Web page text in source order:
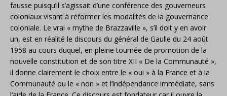
fausse puisqu’il s’agissait d’une conférence des gouverneurs
coloniaux visant à réformer les modalités de la gouvernance
coloniale. Le vrai « mythe de Brazzaville », s’il doit y en avoir
un, est en réalité le discours du général de Gaulle du 24 août
1958 au cours duquel, en pleine tournée de promotion de la
nouvelle constitution et de son titre XII « De la Communauté »,
il donne clairement le choix entre le « oui » à la France et à la
Communauté ou le « non » et l’indépendance immédiate, sans